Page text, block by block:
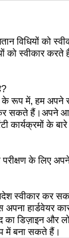
विधियों को
को स्वीकार
रूप में, हम अपने
सकते हैं।अपने
कार्यक्रमों के
के लिए
स्वीकार कर
अपना हार्डवेयर
का डिज़ाइन और
में बना सकते हैं।